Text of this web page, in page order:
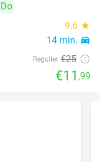
Do
9.6 star
14 min. directions_car
Regulier €25
€11 ,99